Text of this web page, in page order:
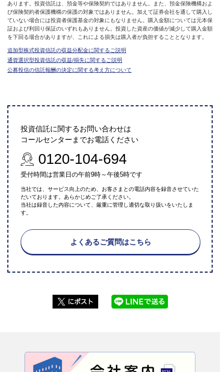
あります。投資信託は、預金等や保険契約ではありません。また、預金保険機構およ
び保険契約者保護機構の保護の対象ではありません。加えて証券会社を通して購入し
ていない場合には投資者保護基金の対象にもなりません。購入金額については元本保
証および利回り保証のいずれもありません。投資した資産の価値が減少して購入金額
を下回る場合がありますが、これによる損失は購入者が負担することとなります。
追加型株式投資信託の収益分配金に関するご説明
通貨選択型投資信託の収益/損失に関するご説明
公募投信の信託報酬の決定に関する考え方について
投資信託に関するお問い合わせは
コールセンターまでお電話ください
0120-104-694
受付時間は営業日の午前9時～午後5時です
当社では、サービス向上のため、お客さまとの電話内容を録音させていた
だいております。あらかじめご了承ください。
当社は録音した内容について、厳重に管理し適切な取り扱いをいたしま
す。
よくあるご質問はこちら